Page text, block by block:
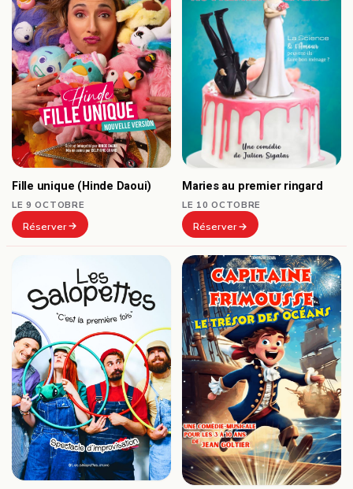
Fille unique (Hinde Daoui)
LE 9 OCTOBRE
Réserver
Maries au premier ringard
LE 10 OCTOBRE
Réserver